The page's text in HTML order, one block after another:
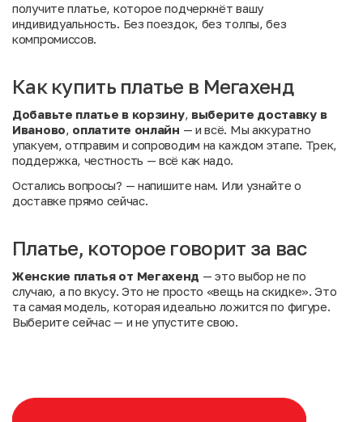
получите платье, которое подчеркнёт вашу
индивидуальность. Без поездок, без толпы, без
компромиссов.
Как купить платье в Мегахенд
Добавьте платье в корзину, выберите доставку в
Иваново, оплатите онлайн — и всё. Мы аккуратно
упакуем, отправим и сопроводим на каждом этапе. Трек,
поддержка, честность — всё как надо.
Остались вопросы? — напишите нам. Или узнайте о
доставке прямо сейчас.
Платье, которое говорит за вас
Женские платья от Мегахенд — это выбор не по
случаю, а по вкусу. Это не просто «вещь на скидке». Это
та самая модель, которая идеально ложится по фигуре.
Выберите сейчас — и не упустите свою.